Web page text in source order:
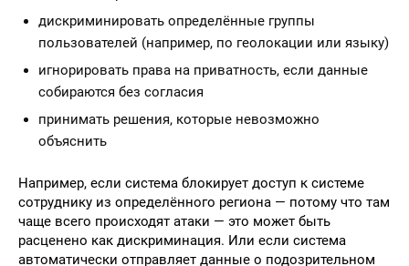
дискриминировать определённые группы
пользователей (например, по геолокации или языку)
игнорировать права на приватность, если данные
собираются без согласия
принимать решения, которые невозможно
объяснить
Например, если система блокирует доступ к системе
сотруднику из определённого региона — потому что там
чаще всего происходят атаки — это может быть
расценено как дискриминация. Или если система
автоматически отправляет данные о подозрительном